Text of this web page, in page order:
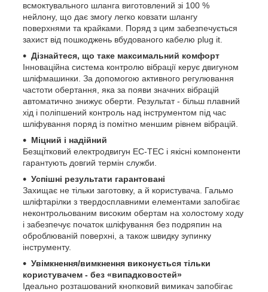
всмоктувального шланга виготовлений зі 100 %
нейлону, що дає змогу легко ковзати шлангу
поверхнями та крайками. Поряд з цим забезпечується
захист від пошкоджень вбудованого кабелю plug it.
Дізнайтеся, що таке максимальний комфорт
Інноваційна система контролю вібрації керує двигуном
шліфмашинки. За допомогою активного регулювання
частоти обертання, яка за появи значних вібрацій
автоматично знижує оберти. Результат - більш плавний
хід і поліпшений контроль над інструментом під час
шліфування поряд із помітно меншим рівнем вібрацій.
Міцний і надійний
Безщітковий електродвигун EC-TEC і якісні компоненти
гарантують довгий термін служби.
Успішні результати гарантовані
Захищає не тільки заготовку, а й користувача. Гальмо
шліфтарілки з твердосплавними елементами запобігає
неконтрольованим високим обертам на холостому ходу
і забезпечує початок шліфування без подряпин на
оброблюваній поверхні, а також швидку зупинку
інструменту.
Увімкнення/вимкнення виконується тільки
користувачем - без «випадковостей»
Ідеально розташований кнопковий вимикач запобігає